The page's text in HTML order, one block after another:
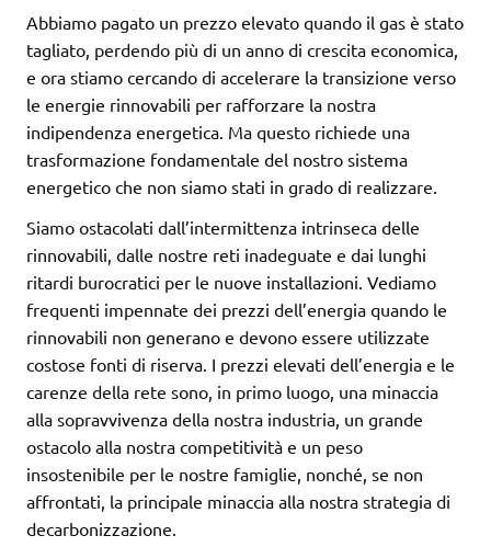
Abbiamo pagato un prezzo elevato quando il gas è stato
tagliato, perdendo più di un anno di crescita economica,
e ora stiamo cercando di accelerare la transizione verso
le energie rinnovabili per rafforzare la nostra
indipendenza energetica. Ma questo richiede una
trasformazione fondamentale del nostro sistema
energetico che non siamo stati in grado di realizzare.
Siamo ostacolati dall’intermittenza intrinseca delle
rinnovabili, dalle nostre reti inadeguate e dai lunghi
ritardi burocratici per le nuove installazioni. Vediamo
frequenti impennate dei prezzi dell’energia quando le
rinnovabili non generano e devono essere utilizzate
costose fonti di riserva. I prezzi elevati dell’energia e le
carenze della rete sono, in primo luogo, una minaccia
alla sopravvivenza della nostra industria, un grande
ostacolo alla nostra competitività e un peso
insostenibile per le nostre famiglie, nonché, se non
affrontati, la principale minaccia alla nostra strategia di
decarbonizzazione.